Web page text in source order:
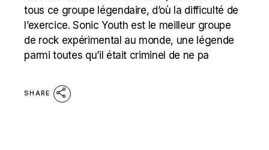
tous ce groupe légendaire, d’où la difficulté de
l’exercice. Sonic Youth est le meilleur groupe
de rock expérimental au monde, une légende
parmi toutes qu’il était criminel de ne pa
SHARE